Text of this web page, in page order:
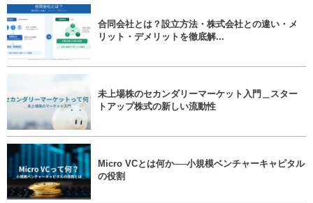
合同会社とは？設立方法・株式会社との違い・メ
リット・デメリットを徹底解...
未上場株のセカンダリーマーケット入門＿スター
トアップ株式の新しい流動性
Micro VCとは何か──小規模ベンチャーキャピタル
の役割